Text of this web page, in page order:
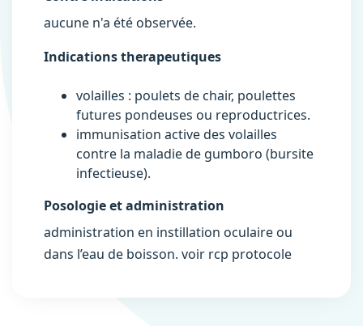
aucune n'a été observée.
Indications therapeutiques
volailles : poulets de chair, poulettes
futures pondeuses ou reproductrices.
immunisation active des volailles
contre la maladie de gumboro (bursite
infectieuse).
Posologie et administration
administration en instillation oculaire ou
dans l’eau de boisson. voir rcp protocole